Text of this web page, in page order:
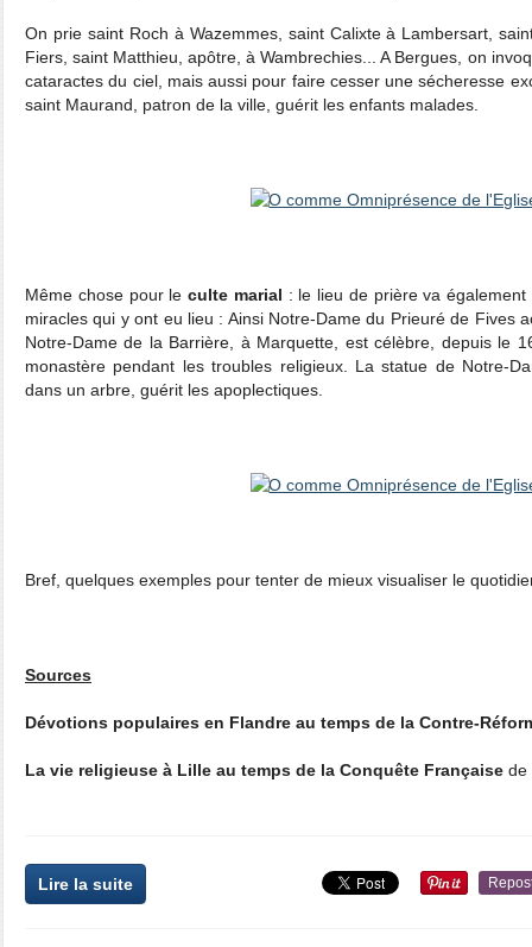
On prie saint Roch à Wazemmes, saint Calixte à Lambersart,
Fiers, saint Matthieu, apôtre, à Wambrechies... A Bergues, on
cataractes du ciel, mais aussi pour faire cesser une sécheresse
saint Maurand, patron de la ville, guérit les enfants malades.
Même chose pour leculte marial : le lieu de prière va
miracles qui y ont eu lieu : Ainsi Notre-Dame du Prieuré de Fives
Notre-Dame de la Barrière, à Marquette, est célèbre, depuis le
monastère pendant les troubles religieux. La statue de Notre-
dans un arbre, guérit les apoplectiques.
Bref, quelques exemples pour tenter de mieux visualiser le
Sources
Dévotions populaires en Flandre au temps de la Contre-
La vie religieuse à Lille au temps de la Conquête Française de
Lire la suite